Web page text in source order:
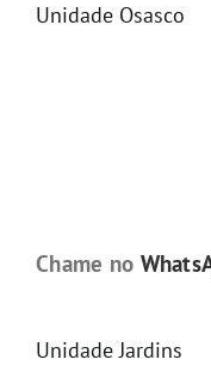
Unidade Osasco
Chame no
Unidade Jardins